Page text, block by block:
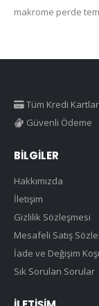
makrome perde
Tüm Kredi
Güvenli Ödeme
BILGILER
Hakkımızda
İletişim
Gizlilik Sözleşmesi
Mesafeli Satış
İade ve Değişim
Sık Sorulan Sorular